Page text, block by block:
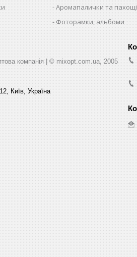
Аромапалички та пахощі
Фоторамки, альбоми
компанія | © mixopt.com.ua, 2005
Київ, Україна